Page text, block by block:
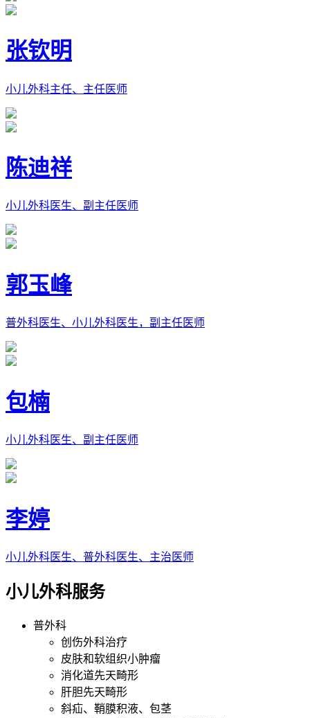
张钦明
小儿外科主任、主任医师
陈迪祥
小儿外科医生、副主任医师
郭玉峰
普外科医生、小儿外科医生，副主任医师
包楠
小儿外科医生、副主任医师
李婷
小儿外科医生、普外科医生、主治医师
小儿外科服务
普外科
创伤外科治疗
皮肤和软组织小肿瘤
消化道先天畸形
肝胆先天畸形
斜疝、鞘膜积液、包茎